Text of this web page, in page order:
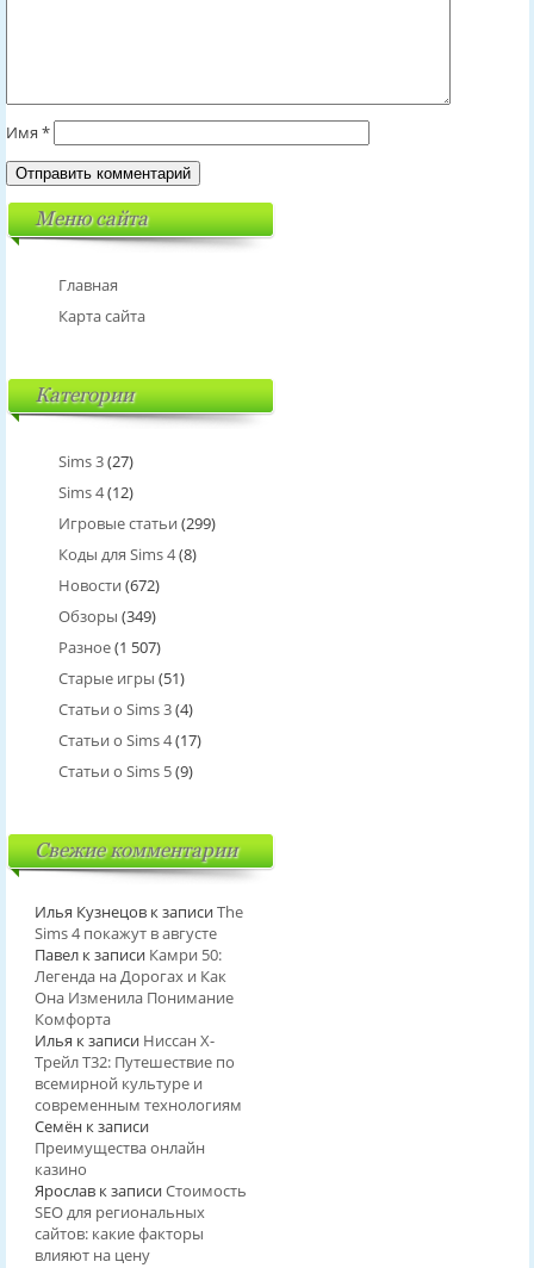
Имя *
Меню сайта
Главная
Карта сайта
Категории
Sims 3(27)
Sims 4(12)
Игровые статьи (299)
Коды для Sims 4(8)
Новости (672)
Обзоры (349)
Разное(1 507)
Старые игры (51)
Статьи о Sims 3(4)
Статьи о Sims 4(17)
Статьи о Sims 5(9)
Свежие комментарии
Илья Кузнецовк записиThe
Sims 4 покажут в августе
Павелк записи Камри 50:
Легенда на Дорогах и Как
Она Изменила Понимание
Комфорта
Илья к записи Ниссан Х-
Трейл T32: Путешествие по
всемирной культуре и
современным технологиям
Семёнк записи
Преимущества онлайн
казино
Ярославк записиСтоимость
SEO для региональных
сайтов: какие факторы
влияют на цену